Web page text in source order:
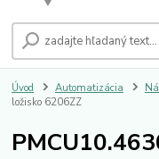
Úvod Automatizácia
ložisko 6206ZZ